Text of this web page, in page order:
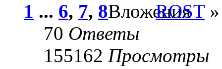
1 ... 6, 7, 8 ROST»
70 Ответы
155162 Просмотры